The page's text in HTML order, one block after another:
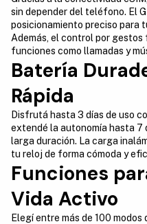
sin depender del teléfono. El
posicionamiento preciso para
Además, el control por
funciones como llamadas y
Batería
Rápida
Disfrutá hasta 3 días de uso
extendé la autonomía hasta 7
larga duración. La carga
tu reloj de forma cómoda y
Funciones
Vida Activo
Elegí entre más de 100